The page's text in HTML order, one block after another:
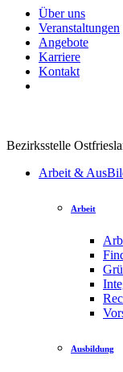
Über uns
Veranstaltungen
Angebote
Karriere
Kontakt
Bezirksstelle
Arbeit &
Arbeit
Ausbildung